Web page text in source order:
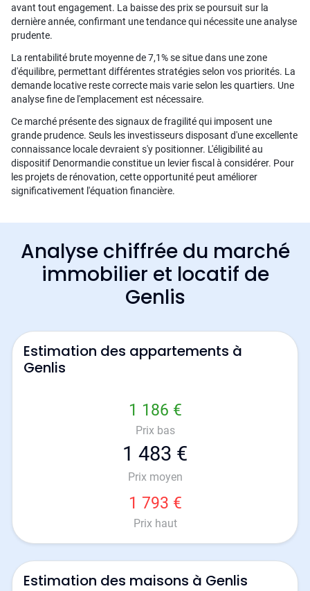
avant tout engagement. La baisse des prix se poursuit sur la
dernière année, confirmant une tendance qui nécessite une analyse
prudente.
La rentabilité brute moyenne de 7,1% se situe dans une zone
d'équilibre, permettant différentes stratégies selon vos priorités. La
demande locative reste correcte mais varie selon les quartiers. Une
analyse fine de l'emplacement est nécessaire.
Ce marché présente des signaux de fragilité qui imposent une
grande prudence. Seuls les investisseurs disposant d'une excellente
connaissance locale devraient s'y positionner. L'éligibilité au
dispositif Denormandie constitue un levier fiscal à considérer. Pour
les projets de rénovation, cette opportunité peut améliorer
significativement l'équation financière.
Analyse chiffrée du marché
immobilier et locatif de
Genlis
Estimation des appartements à
Genlis
1 186 €
Prix bas
1 483 €
Prix moyen
1 793 €
Prix haut
Estimation des maisons à Genlis